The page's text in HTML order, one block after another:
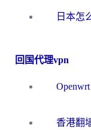
回国代理vpn